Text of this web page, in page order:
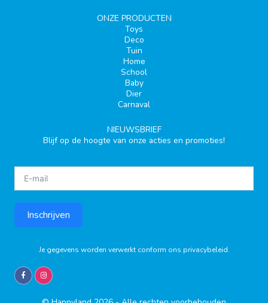
ONZE PRODUCTEN
Toys
Deco
Tuin
Home
School
Baby
Dier
Carnaval
NIEUWSBRIEF
Blijf op de hoogte van onze acties en promoties!
Inschrijven
Je gegevens worden verwerkt conform ons privacybeleid.